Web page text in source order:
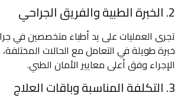
2. الخبرة الطبية والفريق الجراحي
تجرى العمليات على يد أطباء متخصصين في
خبرة طويلة في التعامل مع الحالات
الإجراء وفق أعلى معايير الأمان الطبي.
3. التكلفة المناسبة وباقات العلاج